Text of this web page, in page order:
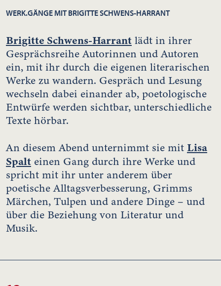
WERK.GÄNGE MIT BRIGITTE SCHWENS-HARRANT
Brigitte Schwens-Harrant lädt in ihrer
Gesprächsreihe Autorinnen und Autoren
ein, mit ihr durch die eigenen literarischen
Werke zu wandern. Gespräch und Lesung
wechseln dabei einander ab, poetologische
Entwürfe werden sichtbar, unterschiedliche
Texte hörbar.
An diesem Abend unternimmt sie mit Lisa
Spalt einen Gang durch ihre Werke und
spricht mit ihr unter anderem über
poetische Alltagsverbesserung, Grimms
Märchen, Tulpen und andere Dinge – und
über die Beziehung von Literatur und
Musik.